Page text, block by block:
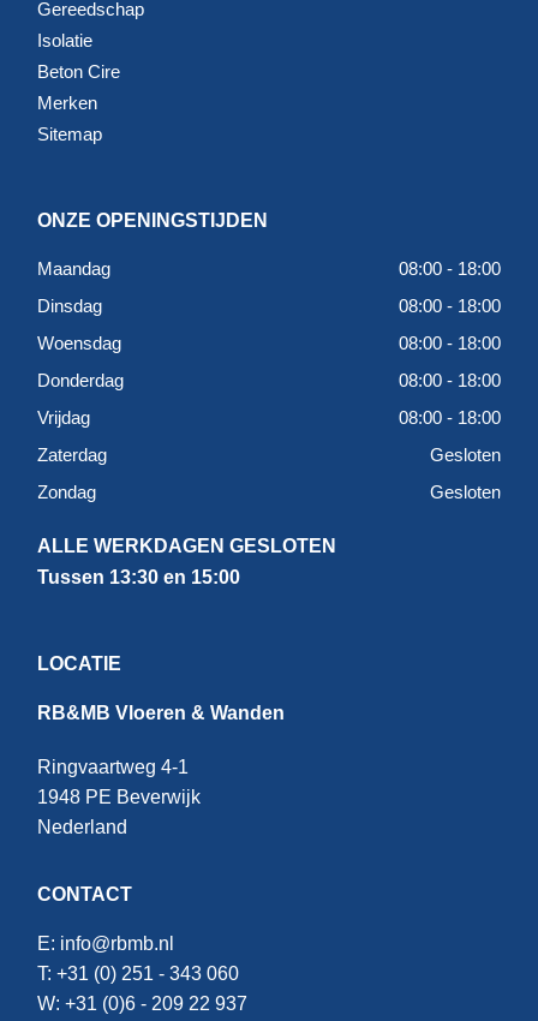
Gereedschap
Isolatie
Beton Cire
Merken
Sitemap
ONZE OPENINGSTIJDEN
Maandag
08:00 - 18:00
Dinsdag
08:00 - 18:00
Woensdag
08:00 - 18:00
Donderdag
08:00 - 18:00
Vrijdag
08:00 - 18:00
Zaterdag
Gesloten
Zondag
Gesloten
ALLE WERKDAGEN GESLOTEN
Tussen 13:30 en 15:00
LOCATIE
RB&MB Vloeren & Wanden
Ringvaartweg 4-1
1948 PE Beverwijk
Nederland
CONTACT
E: info@rbmb.nl
T: +31 (0) 251 - 343 060
W: +31 (0)6 - 209 22 937